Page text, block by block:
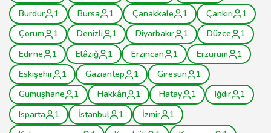
Burdur
1 Bursa 1 Çanakkale 1 Çankırı
1
Çorum
1 Denizli 1 Diyarbakır 1 Düzce
1
Edirne
1 Elâzığ 1 Erzincan 1 Erzurum
1
Eskişehir
1 Gaziantep 1 Giresun
1
Gümüşhane
1 Hakkâri 1 Hatay 1 Iğdır
1
Isparta
1 İstanbul 1 İzmir
1